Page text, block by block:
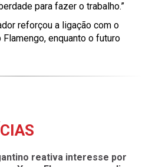
para fazer o trabalho.”
reforçou a ligação com o
enquanto o futuro
reativa interesse por